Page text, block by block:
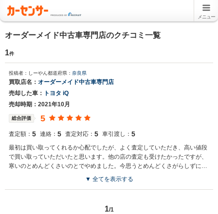
メニュー
オーダーメイド中古車専門店のクチコミ一覧
1件
投稿者：しーやん都道府県： 奈良県
買取店名： オーダーメイド中古車専門店
売却した車：
トヨタ iQ
売却時期：2021年10月
総合評価 5
査定額： 5 連絡： 5 査定対応： 5 車引渡し： 5
最初は買い取ってくれるか心配でしたが、よく査定していただき、高い値段
で買い取っていただいたと思います。他の店の査定も受けたかったですが、
寒いのとめんどくさいのとでやめました。今思うとめんどくさがらしずにや
▼ 全てを表示する
1/1